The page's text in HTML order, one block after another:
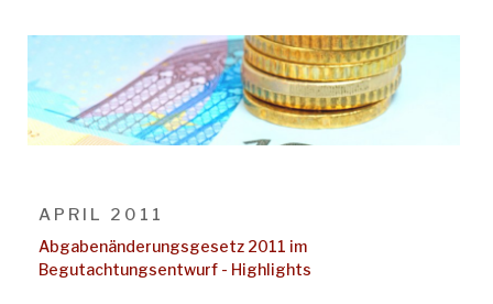
APRIL 2011
Abgabenänderungsgesetz 2011 im
Begutachtungsentwurf - Highlights